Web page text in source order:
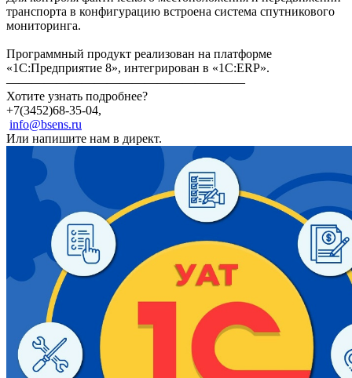
транспорта в конфигурацию встроена система спутникового
мониторинга.
Программный продукт реализован на платформе
«1С:Предприятие 8», интегрирован в «1С:ERP».
———————————————————
Хотите узнать подробнее?
+7(3452)68-35-04,
info@bsens.ru
Или напишите нам в директ.